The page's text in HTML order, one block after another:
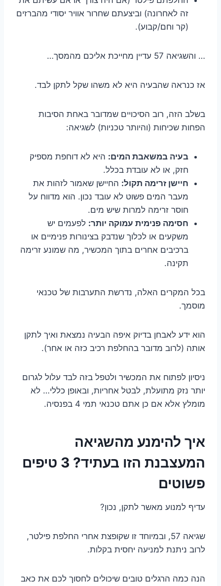
זה לאחרונה) וביצעתם שחרור אוויר יסודי מהברזים
(קר וחם/קבוע).
… והשגיאה 57 עדיין מחייכת אליכם מהמסך…
אז כנראה שהבעיה היא לא משהו שקל לתקן לבד.
בשלב הזה, רוב הסיכויים שמדובר באחת הסיבות
הפחות שכיחות (והיותר טכניות) לשגיאה:
בעיה במשאבת המים: היא לא דוחפת מספיק
חזק, או לא עובדת בכלל.
חיישן זרימה תקול: החיישן שאמור לזהות את
מעבר המים פשוט לא עובד נכון. הוא מדווח על
חוסר זרימה למרות שיש מים.
חסימה פנימית עמוקה יותר: לפעמים יש
משקעים או לכלוך שנדבק בצינורות פנימיים או
ברכיבים אחרים בתוך המכשיר, מה שמונע זרימה
תקינה.
בכל המקרים האלה, נדרשת התערבות של טכנאי
מוסמך.
הוא ידע לאבחן בדיוק איפה הבעיה נמצאת ואיך לתקן
אותה (לרוב מדובר בהחלפת רכיב כזה או אחר).
ניסיון לפתוח את המכשיר ולטפל בזה לבד עלול לגרום
יותר נזק מתועלת, לבטל אחריות, ובאופן כללי… לא
מומלץ אלא אם כן אתם טכנאי תמי 4 בפנסיה.
איך להימנע מהשגיאה
המעצבנת הזו בעתיד? 3 טיפים
פשוטים
עדיף למנוע מאשר לתקן, נכון?
שגיאה 57, ובמיוחד זו שקופצת אחרי החלפת פילטר,
לרוב ניתנת למניעה יחסית בקלות.
הנה כמה הרגלים טובים שיכולים לחסוך לכם את כאב